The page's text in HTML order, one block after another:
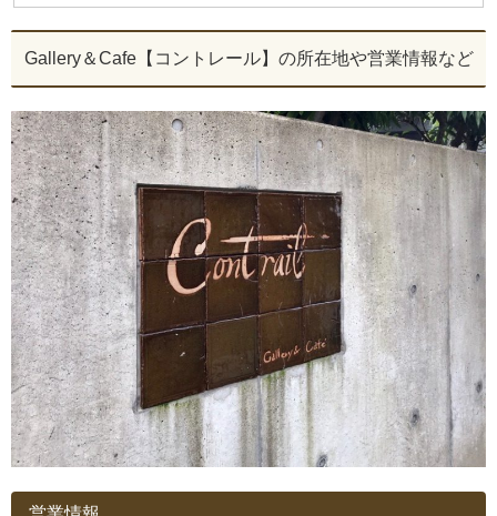
Gallery＆Cafe【コントレール】の所在地や営業情報など